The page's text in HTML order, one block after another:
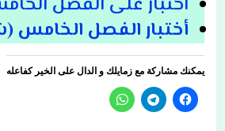
أختبار الفصل الخامس
يمكنك مشاركة مع زمايلك و الدال على الخير كفاعله